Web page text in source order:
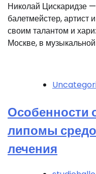
Николай Цискаридзе
балетмейстер, артист
своим талантом и
Москве, в
Особенности
липомы
лечения